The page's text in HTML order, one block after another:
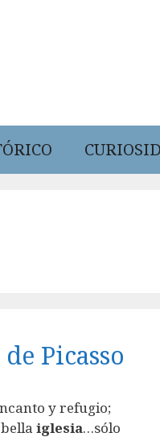
Picasso
y refugio;
iglesia…sólo